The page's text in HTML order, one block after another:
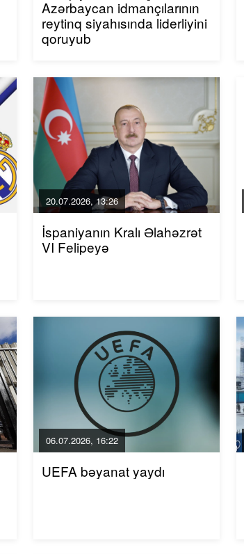
Azərbaycan idmançılarının
reytinq siyahısında liderliyini
qoruyub
20.07.2026, 13:26
İspaniyanın Kralı Əlahəzrət
VI Felipeyə
06.07.2026, 16:22
UEFA bəyanat yaydı